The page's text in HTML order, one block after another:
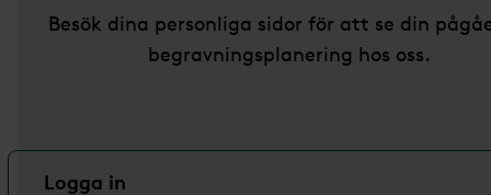
Besök dina personliga sidor för att se din
begravningsplanering hos oss.
Logga in